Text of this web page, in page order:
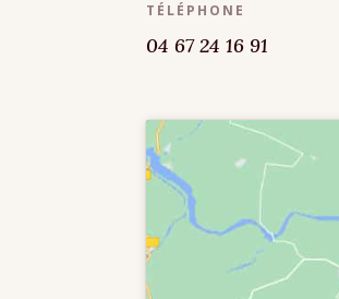
TÉLÉPHONE
04 67 24 16 91